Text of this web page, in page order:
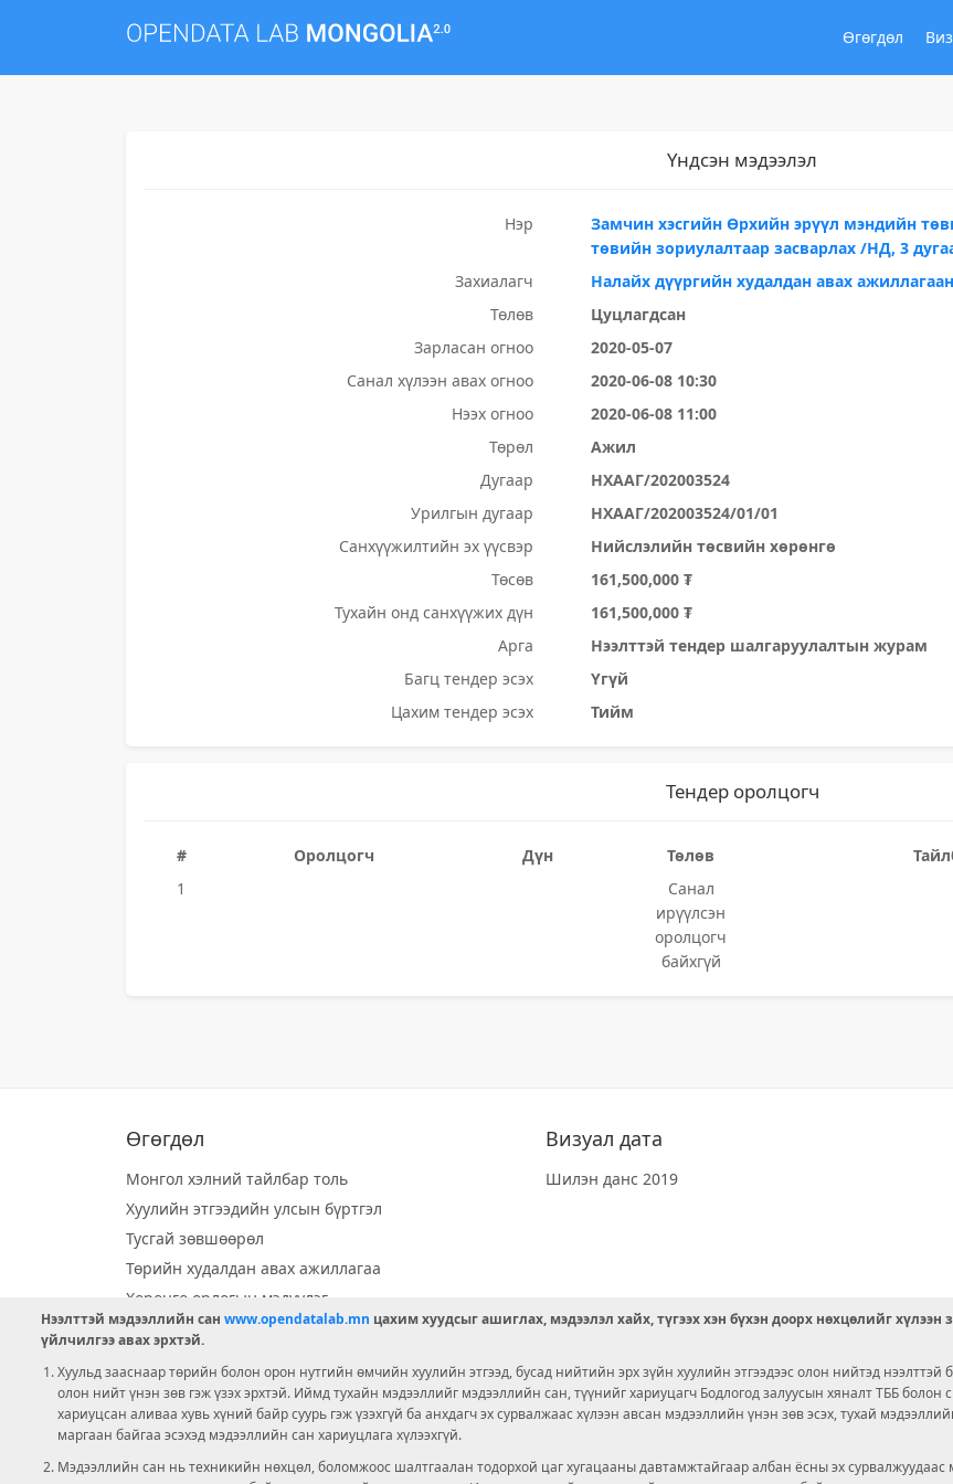
Өгөгдөл
Үндсэн мэдээлэл
Нэр
Замчин хэсгийн Өрхийн эрүүл мэндийн
төвийн зориулалтаар засварлах /НД, 3
Захиалагч
Налайх дүүргийн худалдан авах
Төлөв
Цуцлагдсан
Зарласан огноо
2020-05-07
Санал хүлээн авах огноо
2020-06-08 10:30
Нээх огноо
2020-06-08 11:00
Төрөл
Ажил
Дугаар
НХААГ/202003524
Урилгын дугаар
НХААГ/202003524/01/01
Санхүүжилтийн эх үүсвэр
Нийслэлийн төсвийн хөрөнгө
Төсөв
161,500,000 ₮
Тухайн онд санхүүжих дүн
161,500,000 ₮
Арга
Нээлттэй тендер шалгаруулалтын журам
Багц тендер эсэх
Үгүй
Цахим тендер эсэх
Тийм
Тендер оролцогч
# Оролцогч Дүн Төлөв
1
Санал
ирүүлсэн
оролцогч
байхгүй
Өгөгдөл
Монгол хэлний тайлбар толь
Хуулийн этгээдийн улсын бүртгэл
Тусгай зөвшөөрөл
Төрийн худалдан авах ажиллагаа
Хөрөнгө орлогын мэдүүлэг
Орон нутгийн хөгжлийн сан
Ээлжит сонгууль
Ашигт малтмал тусгай зөвшөөрөл
Визуал дата
Шилэн данс 2019
Нээлттэй мэдээллийн сан www.opendatalab.mn цахим хуудсыг ашиглах, мэдээлэл хайх, түгээх хэн бүхэн доорх нөхцөлийг хүлээн
үйлчилгээ авах эрхтэй.
Хуульд зааснаар төрийн болон орон нутгийн өмчийн хуулийн этгээд, бусад нийтийн эрх зүйн хуулийн этгээдээс олон нийтэд нээлттэй
олон нийт үнэн зөв гэж үзэх эрхтэй. Иймд тухайн мэдээллийг мэдээллийн сан, түүнийг хариуцагч Бодлогод залуусын хяналт ТББ
хариуцсан аливаа хувь хүний байр суурь гэж үзэхгүй ба анхдагч эх сурвалжаас хүлээн авсан мэдээллийн үнэн зөв эсэх, тухай
маргаан байгаа эсэхэд мэдээллийн сан хариуцлага хүлээхгүй.
Мэдээллийн сан нь техникийн нөхцөл, боломжоос шалтгаалан тодорхой цаг хугацааны давтамжтайгаар албан ёсны эх сурвалжуудаас